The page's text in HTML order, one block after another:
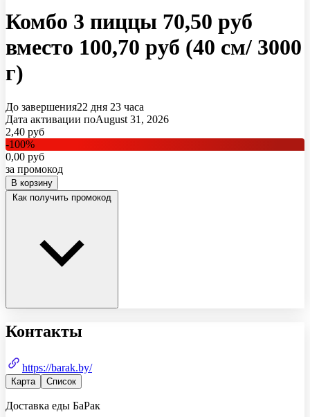
Комбо 3 пиццы 70,50 руб
вместо 100,70 руб (40 см/ 3000
г)
До завершения22 дня 23 часа
Дата активации поAugust 31, 2026
2,40 руб
-100%
0,00 руб
за промокод
В корзину
Как получить промокод
Контакты
https://barak.by/
Карта Список
Доставка еды БаРак